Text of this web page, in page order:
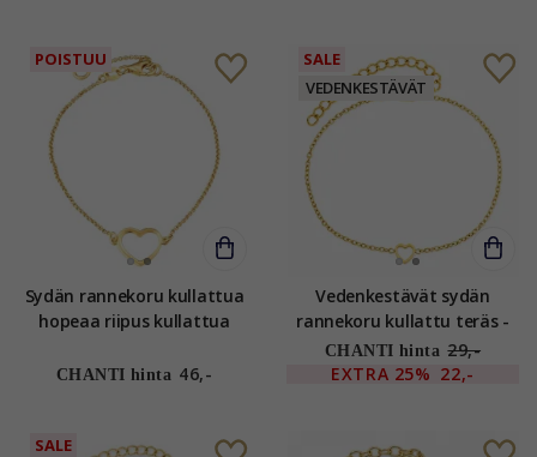
POISTUU
Sydän rannekoru kullattua
hopeaa riipus kullattua
CHANTI hinta 46,-
SALE
VEDENKESTÄVÄT
Vedenkestävät sydän
rannekoru kullattu teräs -
OCEANA
CHANTI hinta 29,-
EXTRA 25% 22,-
SALE